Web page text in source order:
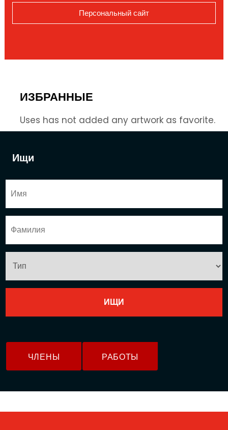
Ищи
ЧЛЕНЫ РАБОТЫ
Персональный сайт
ИЗБРАННЫЕ
Uses has not added any artwork as favorite.